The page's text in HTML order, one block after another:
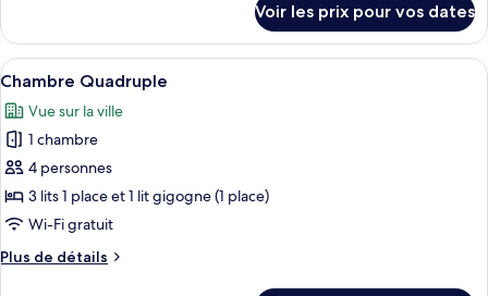
Chambre
Triple,
3
lits
une
place
le
type
de
Chambre
Triple,
lits
une
place
Voir les prix pour vos dates
Afficher
toutes
les
photos
pour
ce
type
chambre :
Une chambre d’hôtel avec trois lits
3
Chambre Quadruple
Vue sur la ville
1 chambre
4 personnes
3 lits 1 place et 1 lit gigogne (1 place)
Wi-Fi gratuit
Plus de détails
Plus